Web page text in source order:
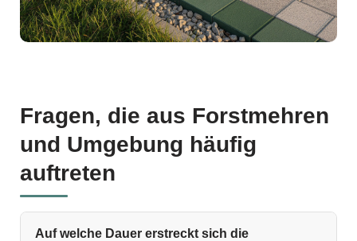
Fragen, die aus Forstmehren
und Umgebung häufig
auftreten
Auf welche Dauer erstreckt sich die